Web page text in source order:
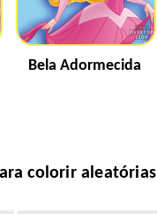
Bela Adormecida
colorir aleatórias